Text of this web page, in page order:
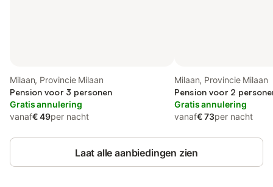
Milaan, Provincie Milaan
Pension voor 3 personen
Gratis annulering
vanaf€ 49per nacht
Milaan, Provincie Milaan
Pension voor 2
Gratis annulering
vanaf€ 73per nacht
Laat alle aanbiedingen zien